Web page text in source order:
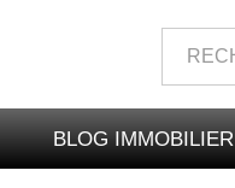
BLOG IMMOBILIER